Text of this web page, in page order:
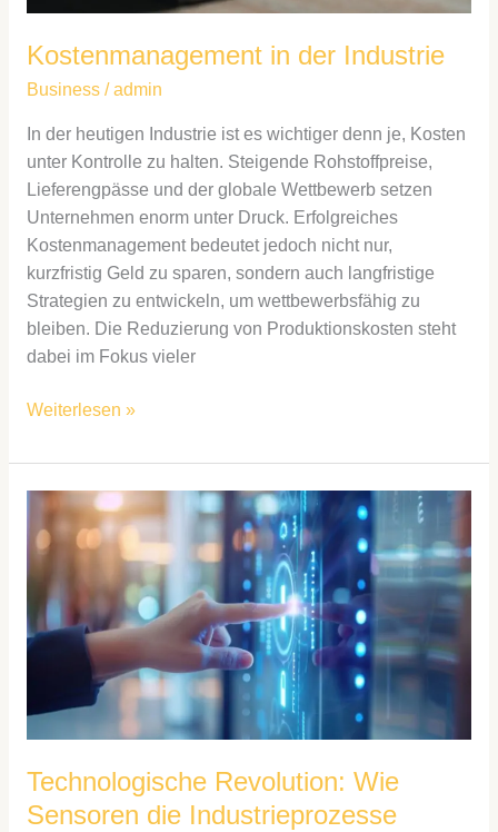
Kostenmanagement in der Industrie
Business/admin
In der heutigen Industrie ist es wichtiger denn je, Kosten
unter Kontrolle zu halten. Steigende Rohstoffpreise,
Lieferengpässe und der globale Wettbewerb setzen
Unternehmen enorm unter Druck. Erfolgreiches
Kostenmanagement bedeutet jedoch nicht nur,
kurzfristig Geld zu sparen, sondern auch langfristige
Strategien zu entwickeln, um wettbewerbsfähig zu
bleiben. Die Reduzierung von Produktionskosten steht
dabei im Fokus vieler
Weiterlesen »
Technologische Revolution: Wie
Sensoren die Industrieprozesse
Technologische
Revolution:
Wie
Sensoren
die
Industrieprozesse
optimieren